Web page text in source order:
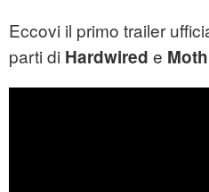
Eccovi il primo trailer
parti di Hardwired e